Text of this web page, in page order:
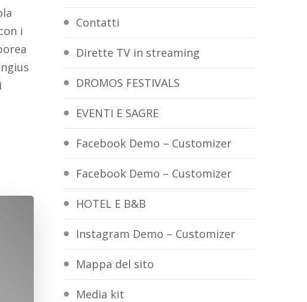
i
Contatti
Dirette TV in streaming
DROMOS FESTIVALS
EVENTI E SAGRE
Facebook Demo – Customizer
Facebook Demo – Customizer
HOTEL E B&B
Instagram Demo – Customizer
Mappa del sito
Media kit